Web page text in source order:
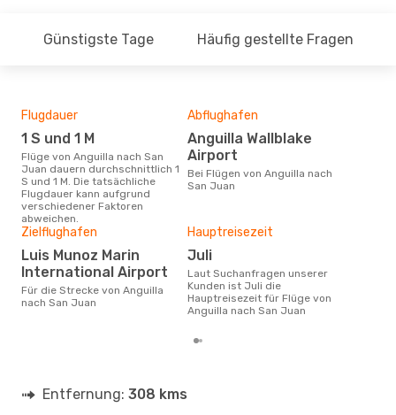
Günstigste Tage Häufig gestellte Fragen
Flugdauer
1 S und 1 M
Flüge von Anguilla nach San
Juan dauern durchschnittlich 1
S und 1 M. Die tatsächliche
Flugdauer kann aufgrund
verschiedener Faktoren
abweichen.
Abflughafen
Anguilla Wallblake
Airport
Bei Flügen von Anguilla nach
San Juan
Zielflughafen
Luis Munoz Marin
International Airport
Für die Strecke von Anguilla
nach San Juan
Hauptreisezeit
Juli
Laut Suchanfragen unserer
Kunden ist Juli die
Hauptreisezeit für Flüge von
Anguilla nach San Juan
Entfernung: 308 kms